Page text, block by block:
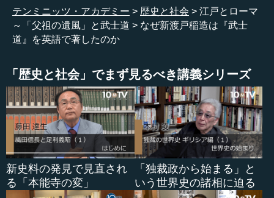
いうものがあると思います。物事をソフィスティケートし
ていくには、ごまかさないという資質が大事です。よりよ
くしていくような振りをして本当はごまかしているので
は、どうせボロが出てくる。長い時間をかけてよりよいも
うことです。
●誠実さの源、「父祖の遺風」と「武士道」
本村 その誠実さはどこでできてきたものかと考えたとき
に、ローマ人においては「モス・マイオルム（mos
maiorum）」であり、日本人においては「武士道」ではな
いか。日本人は、キリスト教的な意味での共通の宗教を持
テンミニッツ・アカデミー
歴史と社会
江戸とローマ
～「父祖の遺風」と武士道
なぜ新渡戸稲造は『武士
道』を英語で著したのか
「歴史と社会」でまず見るべき講義シリーズ
新史料の発見で見直され
る「本能寺の変」
「独裁政から始まる」と
いう世界史の諸相に迫る